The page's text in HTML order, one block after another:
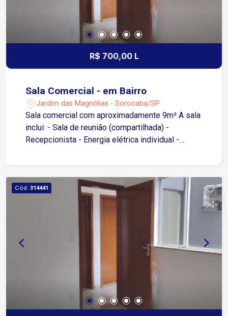
R$ 700,00 L
Sala Comercial - em Bairro
Jardim das Magnólias - Sorocaba/SP
Sala comercial com aproximadamente 9m² A sala
inclui: - Sala de reunião (compartilhada) -
Recepcionista - Energia elétrica individual -
Limpeza de área comum
Cód. 314441